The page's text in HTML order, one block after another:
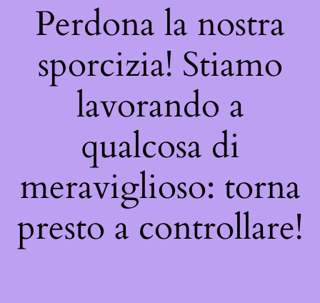
Perdona la nostra
sporcizia! Stiamo
lavorando a
qualcosa di
meraviglioso: torna
presto a controllare!